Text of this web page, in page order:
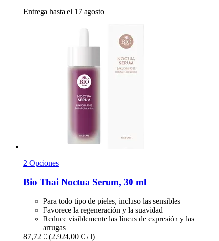
Entrega hasta el 17 agosto
2 Opciones
Bio Thai Noctua Serum, 30 ml
Para todo tipo de pieles, incluso las sensibles
Favorece la regeneración y la suavidad
Reduce visiblemente las líneas de expresión y las
arrugas
87,72 € (2.924,00 € / l)